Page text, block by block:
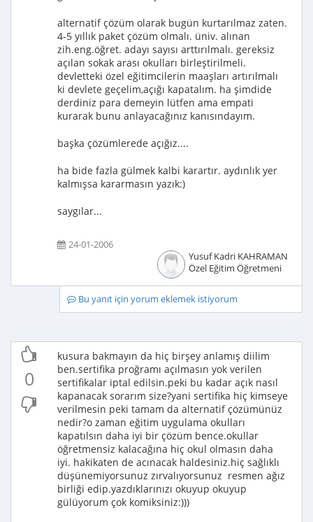
alternatif çözüm olarak bugün kurtarılmaz zaten.
4-5 yıllık paket çözüm olmalı. üniv. alınan
zih.eng.öğret. adayı sayısı arttırılmalı. gereksiz
açılan sokak arası okulları birleştirilmeli.
devletteki özel eğitimcilerin maaşları artırılmalı
ki devlete geçelim,açığı kapatalım. ha şimdide
derdiniz para demeyin lütfen ama empati
kurarak bunu anlayacağınız kanısındayım.
başka çözümlerede açığız....
ha bide fazla gülmek kalbi karartır. aydınlık yer
kalmışsa kararmasın yazık:)
saygılar...
24-01-2006
Yusuf Kadri KAHRAMAN
Özel Eğitim Öğretmeni
Bu yanıt için yorum eklemek istiyorum
0
kusura bakmayın da hiç birşey anlamış diilim
ben.sertifika proğramı açılmasın yok verilen
sertifikalar iptal edilsin.peki bu kadar açık nasıl
kapanacak sorarım size?yani sertifika hiç kimseye
verilmesin peki tamam da alternatif çözümünüz
nedir?o zaman eğitim uygulama okulları
kapatılsın daha iyi bir çözüm bence.okullar
öğretmensiz kalacağına hiç okul olmasın daha
iyi. hakikaten de acınacak haldesiniz.hiç sağlıklı
düşünemiyorsunuz zırvalıyorsunuz resmen ağız
birliği edip.yazdıklarınızı okuyup okuyup
gülüyorum çok komiksiniz:)))